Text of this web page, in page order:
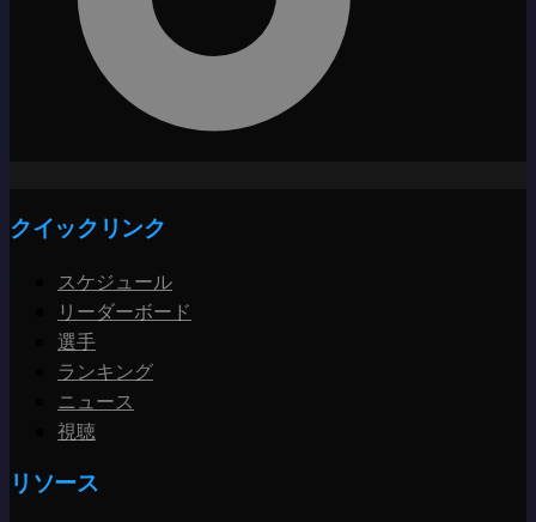
クイックリンク
スケジュール
リーダーボード
選手
ランキング
ニュース
視聴
リソース